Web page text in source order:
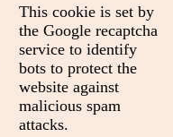
This cookie is set by
the Google recaptcha
service to identify
bots to protect the
website against
malicious spam
attacks.